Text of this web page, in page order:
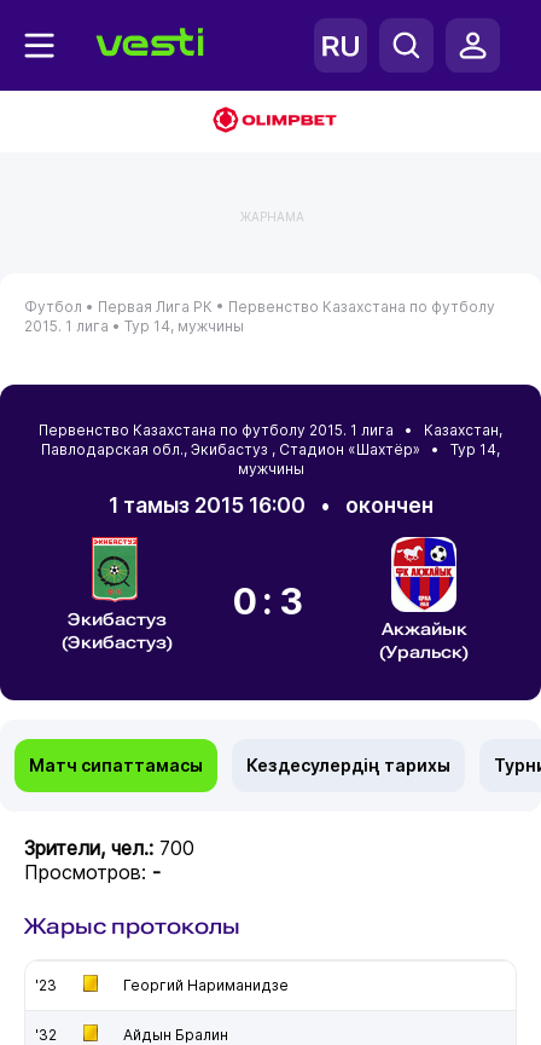
ЖАРНАМА
Футбол • Первая Лига РК • Первенство Казахстана по футболу
2015. 1 лига • Тур 14, мужчины
Первенство Казахстана по футболу 2015. 1 лига • Казахстан,
Павлодарская обл., Экибастуз , Стадион «Шахтёр» • Тур 14,
мужчины
1 тамыз 2015 16:00 • окончен
Экибастуз
(Экибастуз)
0:3
Акжайык
(Уральск)
Матч сипаттамасы Кездесулердің тарихы
Зрители, чел.: 700
Просмотров: -
Жарыс протоколы
'23 Георгий Нариманидзе
'32 Айдын Бралин